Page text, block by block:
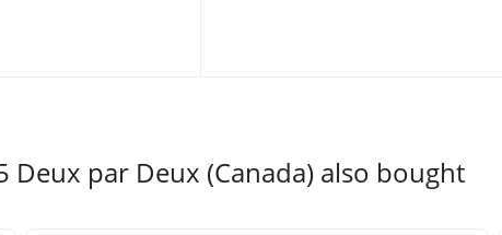
par Deux (Canada) also bought